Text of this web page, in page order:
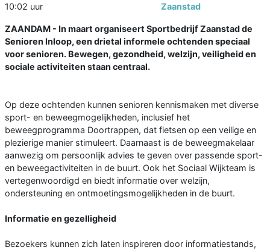
10:02 uur
Zaanstad
ZAANDAM - In maart organiseert Sportbedrijf Zaanstad de
Senioren Inloop, een drietal informele ochtenden speciaal
voor senioren. Bewegen, gezondheid, welzijn, veiligheid en
sociale activiteiten staan centraal.
Op deze ochtenden kunnen senioren kennismaken met diverse
sport- en beweegmogelijkheden, inclusief het
beweegprogramma Doortrappen, dat fietsen op een veilige en
plezierige manier stimuleert. Daarnaast is de beweegmakelaar
aanwezig om persoonlijk advies te geven over passende sport-
en beweegactiviteiten in de buurt. Ook het Sociaal Wijkteam is
vertegenwoordigd en biedt informatie over welzijn,
ondersteuning en ontmoetingsmogelijkheden in de buurt.
Informatie en gezelligheid
Bezoekers kunnen zich laten inspireren door informatiestands,